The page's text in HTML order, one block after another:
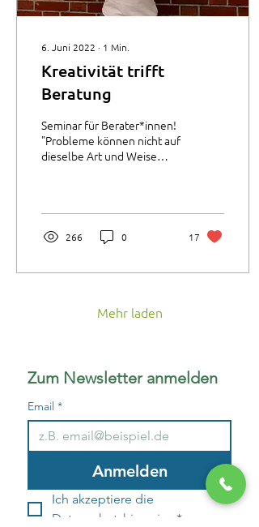
6. Juni 2022 ∙ 1 Min.
Kreativität trifft
Beratung
Seminar für Berater*innen!
"Probleme können nicht auf
dieselbe Art und Weise
266 0 17
Mehr laden
Zum Newsletter anmelden
Email *
Anmelden
Datenschutzhinweise
*